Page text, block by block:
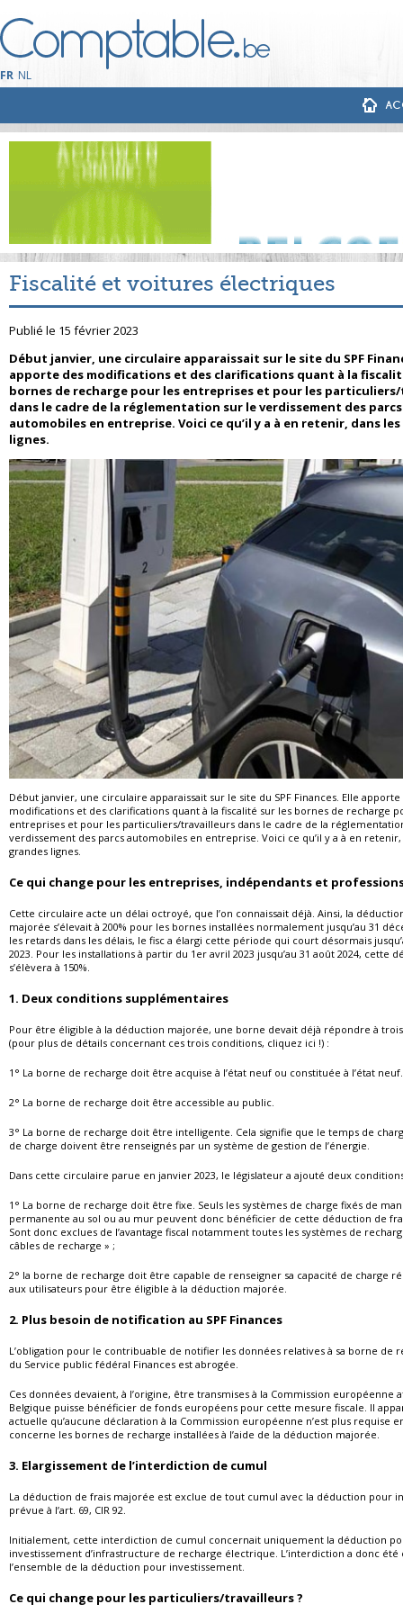
FR NL
Fiscalité et voitures électriques
Publié le 15 février 2023
Début janvier, une circulaire apparaissait sur le site du SPF
apporte des modifications et des clarifications quant à la
bornes de recharge pour les entreprises et pour les
dans le cadre de la réglementation sur le verdissement des parcs
automobiles en entreprise. Voici ce qu’il y a à en retenir, dans
lignes.
Début janvier, une circulaire apparaissait sur le site du SPF Finances. Elle apporte
modifications et des clarifications quant à la fiscalité sur les bornes de recharge
entreprises et pour les particuliers/travailleurs dans le cadre de la
verdissement des parcs automobiles en entreprise. Voici ce qu’il y a à en retenir,
grandes lignes.
Ce qui change pour les entreprises, indépendants et
Cette circulaire acte un délai octroyé, que l’on connaissait déjà. Ainsi, la
majorée s’élevait à 200% pour les bornes installées normalement jusqu’au 31
les retards dans les délais, le fisc a élargi cette période qui court désormais
2023. Pour les installations à partir du 1er avril 2023 jusqu’au 31 août 2024, cette
s’élèvera à 150%.
1. Deux conditions supplémentaires
Pour être éligible à la déduction majorée, une borne devait déjà répondre à
(pour plus de détails concernant ces trois conditions, cliquez ici !) :
1° La borne de recharge doit être acquise à l’état neuf ou constituée à l’état neuf.
2° La borne de recharge doit être accessible au public.
3° La borne de recharge doit être intelligente. Cela signifie que le temps de
de charge doivent être renseignés par un système de gestion de l’énergie.
Dans cette circulaire parue en janvier 2023, le législateur a ajouté deux
1° La borne de recharge doit être fixe. Seuls les systèmes de charge fixés de
permanente au sol ou au mur peuvent donc bénéficier de cette déduction de
Sont donc exclues de l’avantage fiscal notamment toutes les systèmes de
câbles de recharge » ;
2° la borne de recharge doit être capable de renseigner sa capacité de charge
aux utilisateurs pour être éligible à la déduction majorée.
2. Plus besoin de notification au SPF Finances
L’obligation pour le contribuable de notifier les données relatives à sa borne de
du Service public fédéral Finances est abrogée.
Ces données devaient, à l’origine, être transmises à la Commission européenne
Belgique puisse bénéficier de fonds européens pour cette mesure fiscale. Il
actuelle qu’aucune déclaration à la Commission européenne n’est plus requise
concerne les bornes de recharge installées à l’aide de la déduction majorée.
3. Elargissement de l’interdiction de cumul
La déduction de frais majorée est exclue de tout cumul avec la déduction pour
prévue à l’art. 69, CIR 92.
Initialement, cette interdiction de cumul concernait uniquement la déduction
investissement d’infrastructure de recharge électrique. L’interdiction a donc été
l’ensemble de la déduction pour investissement.
Ce qui change pour les particuliers/travailleurs ?